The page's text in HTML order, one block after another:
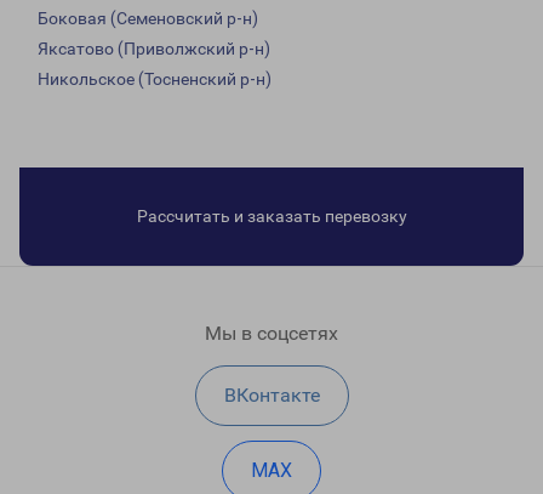
Боковая (Семеновский р-н)
Яксатово (Приволжский р-н)
Никольское (Тосненский р-н)
Рассчитать и заказать перевозку
Мы в соцсетях
ВКонтакте
MAX